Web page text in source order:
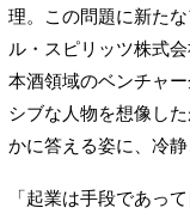
理。この問題に新た
ル・スピリッツ株式
本酒領域のベンチャ
シブな人物を想像し
かに答える姿に、冷静
「起業は手段であっ